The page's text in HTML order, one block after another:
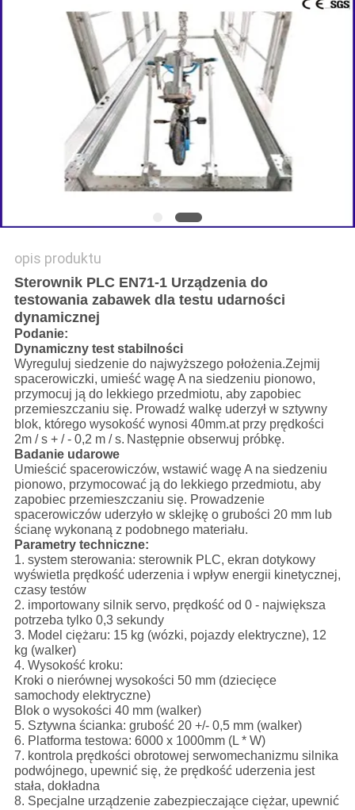
POLITYKA
PRYWATNOŚCI
opis produktu
Sterownik PLC EN71-1 Urządzenia do
testowania zabawek dla testu udarności
dynamicznej
Podanie:
Dynamiczny test stabilności
Wyreguluj siedzenie do najwyższego położenia.Zejmij
spacerowiczki, umieść wagę A na siedzeniu pionowo,
przymocuj ją do lekkiego przedmiotu, aby zapobiec
przemieszczaniu się. Prowadź walkę uderzył w sztywny
blok, którego wysokość wynosi 40mm.at przy prędkości
2m / s + / - 0,2 m / s. Następnie obserwuj próbkę.
Badanie udarowe
Umieścić spacerowiczów, wstawić wagę A na siedzeniu
pionowo, przymocować ją do lekkiego przedmiotu, aby
zapobiec przemieszczaniu się. Prowadzenie
spacerowiczów uderzyło w sklejkę o grubości 20 mm lub
ścianę wykonaną z podobnego materiału.
Parametry techniczne:
1. system sterowania: sterownik PLC, ekran dotykowy
wyświetla prędkość uderzenia i wpływ energii kinetycznej,
czasy testów
2. importowany silnik servo, prędkość od 0 - największa
potrzeba tylko 0,3 sekundy
3. Model ciężaru: 15 kg (wózki, pojazdy elektryczne), 12
kg (walker)
4. Wysokość kroku:
Kroki o nierównej wysokości 50 mm (dziecięce
samochody elektryczne)
Blok o wysokości 40 mm (walker)
5. Sztywna ścianka: grubość 20 +/- 0,5 mm (walker)
6. Platforma testowa: 6000 x 1000mm (L * W)
7. kontrola prędkości obrotowej serwomechanizmu silnika
podwójnego, upewnić się, że prędkość uderzenia jest
stała, dokładna
8. Specjalne urządzenie zabezpieczające ciężar, upewnić